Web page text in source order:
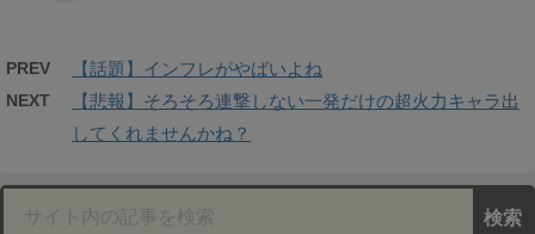
PREV 【話題】インフレがやばいよね
NEXT
【悲報】そろそろ連撃しない一発だけの超火力キャラ出
してくれませんかね？